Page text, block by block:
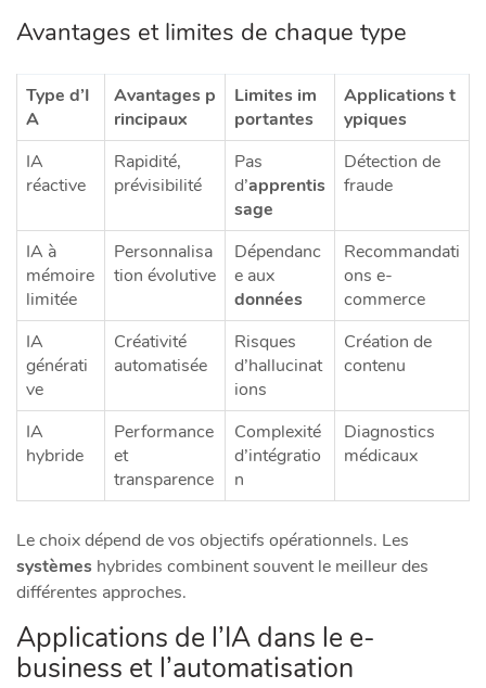
Avantages et limites de chaque type
Type d’I
A
Avantages p
rincipaux
Limites im
portantes
Applications t
ypiques
IA
réactive
Rapidité,
prévisibilité
Pas
d’apprentis
sage
Détection de
fraude
IA à
mémoire
limitée
Personnalisa
tion évolutive
Dépendanc
e aux
données
Recommandati
ons e-
commerce
IA
générati
ve
Créativité
automatisée
Risques
d’hallucinat
ions
Création de
contenu
IA
hybride
Performance
et
transparence
Complexité
d’intégratio
n
Diagnostics
médicaux
Le choix dépend de vos objectifs opérationnels. Les
systèmes hybrides combinent souvent le meilleur des
différentes approches.
Applications de l’IA dans le e-
business et l’automatisation